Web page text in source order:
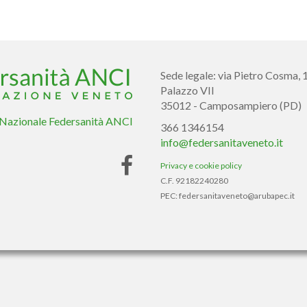
Federsanità ANCI
Sede legale: via Pietro Cosma,
Palazzo VII
35012 - Camposampiero (PD)
366 1346154
info@federsanitaveneto.it
Privacy e cookie policy
C.F. 92182240280
PEC: federsanitaveneto@arubapec.it